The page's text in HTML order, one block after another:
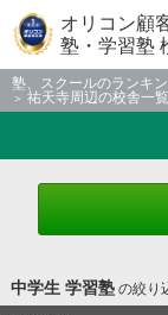
オリコン顧
塾・学習塾
塾、スクールのランキ
祐天寺周辺の校舎一覧
中学生 学習塾の絞り